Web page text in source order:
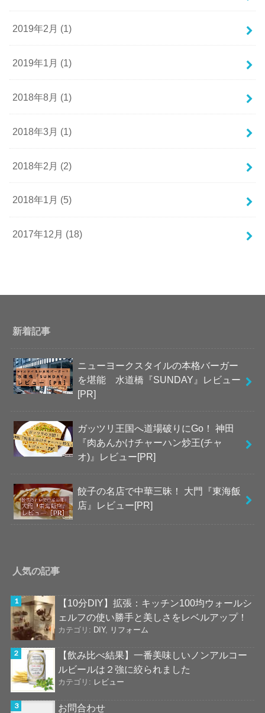
2019年2月 (1)
2019年1月 (1)
2018年8月 (1)
2018年3月 (1)
2018年2月 (2)
2018年1月 (5)
2017年12月 (18)
新着記事
ニューヨークスタイルの本格バーガー
を堪能 水道橋『SUNDAY』レビュー
[PR]
ガッツリ王国へ道場破りにGo！ 神田
『肉あんかけチャーハン炒王(チャ
オ)』レビュー[PR]
餃子の名店で中華三昧！ 大門『東海飯
店』レビュー[PR]
人気の記事
【10分DIY】拡張：キッチン100均ウォールシ
ェルフの使い勝手と美しさをレベルアップ！
カテゴリ: DIY, リフォーム
【飲み比べ結果】一番美味しいノンアルコー
ルビールは２強に絞られました
カテゴリ: レビュー
お問合わせ